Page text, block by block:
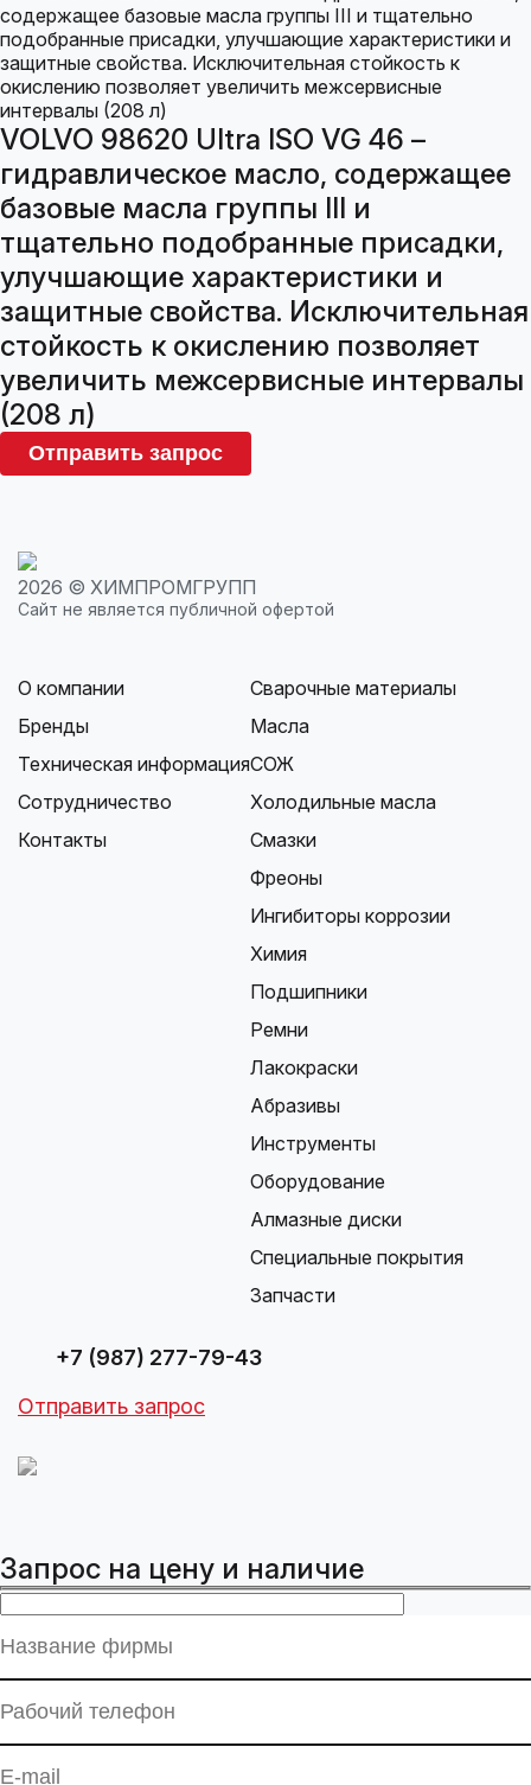
VOLVO 98620 Ultra ISO VG 46 –
гидравлическое масло, содержащее
базовые масла группы III и
тщательно подобранные присадки,
улучшающие характеристики и
защитные свойства. Исключительная
стойкость к окислению позволяет
увеличить межсервисные интервалы
(208 л)
Отправить запрос
2026 © ХИМПРОМГРУПП
Сайт не является публичной офертой
О компании
Бренды
Техническая информация
Сотрудничество
Контакты
Сварочные материалы
Масла
СОЖ
Холодильные масла
Смазки
Фреоны
Ингибиторы коррозии
Химия
Подшипники
Ремни
Лакокраски
Абразивы
Инструменты
Оборудование
Алмазные диски
Специальные покрытия
Запчасти
+7 (987) 277-79-43
Отправить запрос
Запрос на цену и наличие